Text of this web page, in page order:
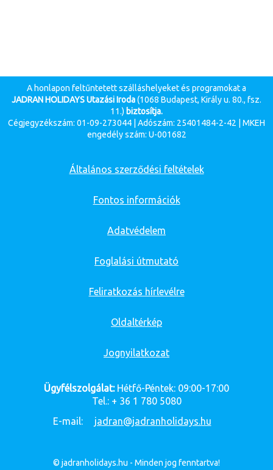
A honlapon feltűntetett szálláshelyeket és programokat a
JADRAN HOLIDAYS Utazási Iroda(1068 Budapest, Király u. 80., fsz.
11.) biztosítja.
Cégjegyzékszám: 01-09-273044 | Adószám: 25401484-2-42 | MKEH
engedély szám: U-001682
Általános szerződési feltételek
Fontos információk
Adatvédelem
Foglalási útmutató
Feliratkozás hírlevélre
Oldaltérkép
Jognyilatkozat
Ügyfélszolgálat:Hétfő-Péntek: 09:00-17:00
Tel.: + 36 1 780 5080
E-mail:
jadran@jadranholidays.hu
© jadranholidays.hu - Minden jog fenntartva!